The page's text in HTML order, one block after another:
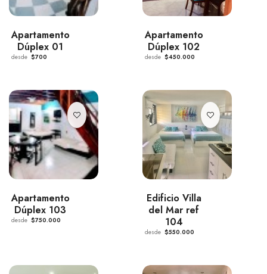
Apartamento
Dúplex 01
desde $700
Apartamento
Dúplex 102
desde $450.000
Apartamento
Dúplex 103
desde $750.000
Edificio Villa
del Mar ref
104
desde $550.000